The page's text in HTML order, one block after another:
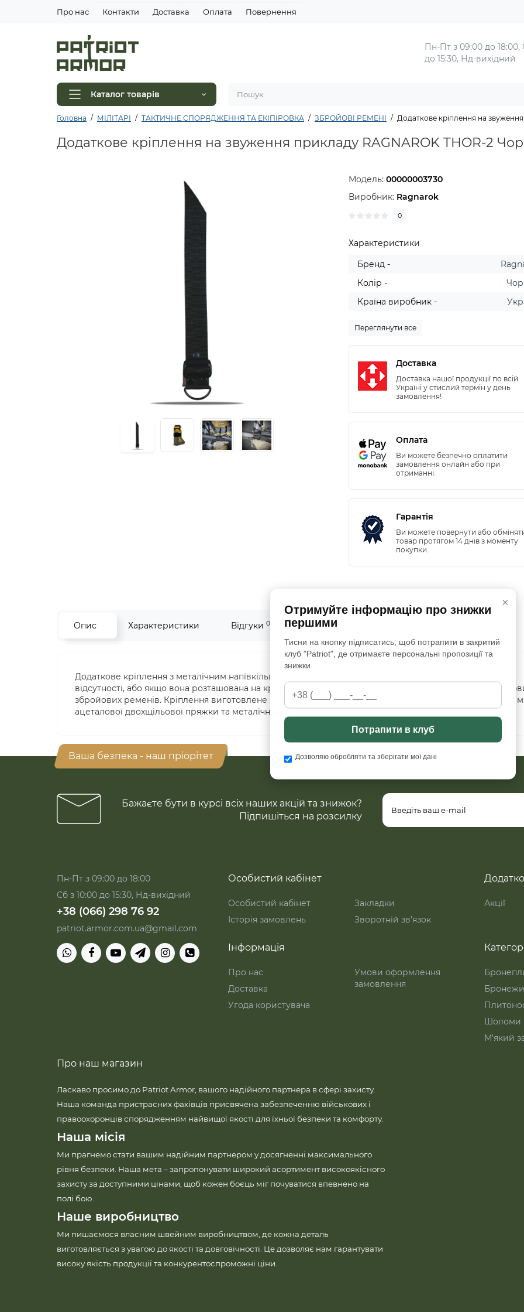
Про нас Контакти Доставка Оплата Повернення
Пн-Пт з 09:00 до 18:00,
до 15:30, Нд-вихідний
Каталог товарів
Головна МІЛІТАРІ ТАКТИЧНЕ СПОРЯДЖЕННЯ ТА ЕКІПІРОВКА ЗБРОЙОВІ РЕМЕНІ Додаткове кріплення на
Додаткове кріплення на звуження прикладу RAGNAROK THOR-2
Модель:00000003730
Виробник: Ragnarok
0
Характеристики
Бренд -
Колір -
Країна виробник -
Переглянути все
Доставка
Доставка нашої продукції по всій
Україні у стислий термін у день
замовлення!
Оплата
Ви можете безпечно оплатити
замовлення онлайн або при
отриманні.
Гарантія
Ви можете повернути або
товар протягом 14 днів з моменту
покупки.
Опис Характеристики Відгуки 0 Питання - відповідь (0)
Додаткове кріплення з металічним напівкільцем на звуження прикладу замінить Вам антабку за її
відсутності, або якщо вона розташована на краю приклада, що незручно при використанні
збройових ременів. Кріплення виготовлене з міцної нейлонової стропи (довжина: 34 см; ширина: 40
ацеталової двохщільової пряжки та металічного напівкільця
×
Отримуйте інформацію про знижки
першими
Тисни на кнопку підписатись, щоб потрапити в закритий
клуб "Patriot", де отримаєте персональні пропозиції та
знижки.
Потрапити в клуб
Дозволяю обробляти та зберігати мої дані
Ваша безпека - наш пріорітет
Бажаєте бути в курсі всіх наших акцій та знижок?
Підпишіться на розсилку
Пн-Пт з 09:00 до 18:00
Сб з 10:00 до 15:30, Нд-вихідний
+38 (066) 298 76 92
patriot.armor.com.ua@gmail.com
Особистий кабінет
Особистий кабінет
Історія замовлень
Закладки
Зворотній зв’язок
Акції
Інформація
Про нас
Доставка
Угода користувача
Умови оформлення
замовлення
Шоломи
М'який
Про наш магазин
Ласкаво просимо до Patriot Armor, вашого надійного партнера в сфері захисту.
Наша команда пристрасних фахівців присвячена забезпеченню військових і
правоохоронців спорядженням найвищої якості для їхньої безпеки та комфорту.
Наша місія
Ми прагнемо стати вашим надійним партнером у досягненні максимального
рівня безпеки. Наша мета – запропонувати широкий асортимент високоякісного
захисту за доступними цінами, щоб кожен боєць міг почуватися впевнено на
полі бою.
Наше виробництво
Ми пишаємося власним швейним виробництвом, де кожна деталь
виготовляється з увагою до якості та довговічності. Це дозволяє нам гарантувати
високу якість продукції та конкурентоспроможні ціни.